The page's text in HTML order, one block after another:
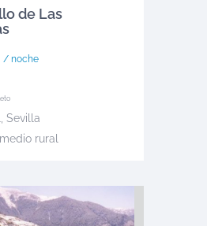
de Las
/ noche
Sevilla
rural